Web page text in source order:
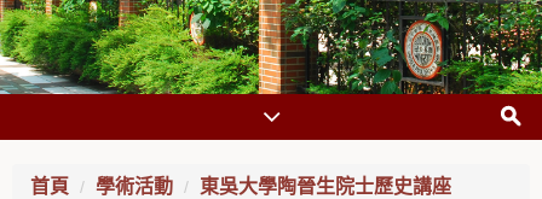
首頁 學術活動 東吳大學陶晉生院士歷史講座